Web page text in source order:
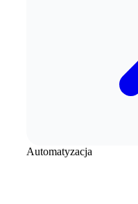
Automatyzacja